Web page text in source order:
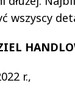
wszyscy
r.,